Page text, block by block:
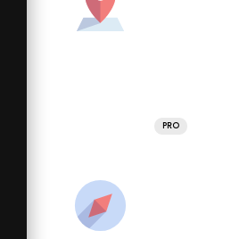
PRO